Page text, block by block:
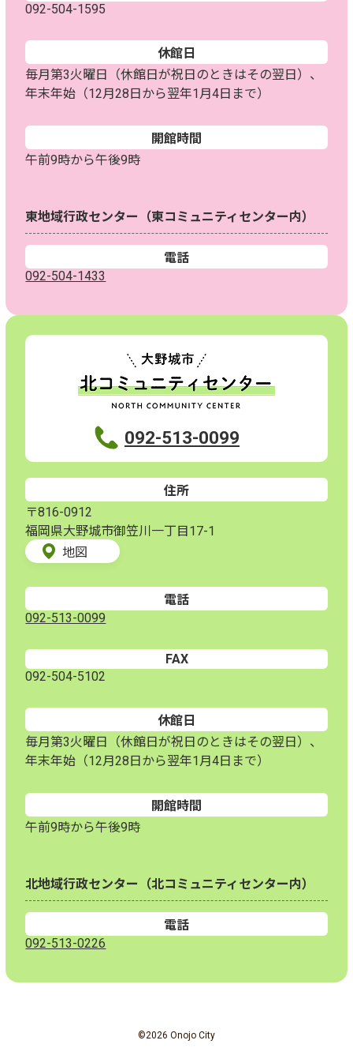
092-504-1595
休館日
毎月第3火曜日（休館日が祝日のときはその翌日）、
年末年始（12月28日から翌年1月4日まで）
開館時間
午前9時から午後9時
東地域行政センター（東コミュニティセンター内）
電話
092-504-1433
092-513-0099
住所
〒816-0912
福岡県大野城市御笠川一丁目17-1
地図
電話
092-513-0099
FAX
092-504-5102
休館日
毎月第3火曜日（休館日が祝日のときはその翌日）、
年末年始（12月28日から翌年1月4日まで）
開館時間
午前9時から午後9時
北地域行政センター（北コミュニティセンター内）
電話
092-513-0226
©2026 Onojo City